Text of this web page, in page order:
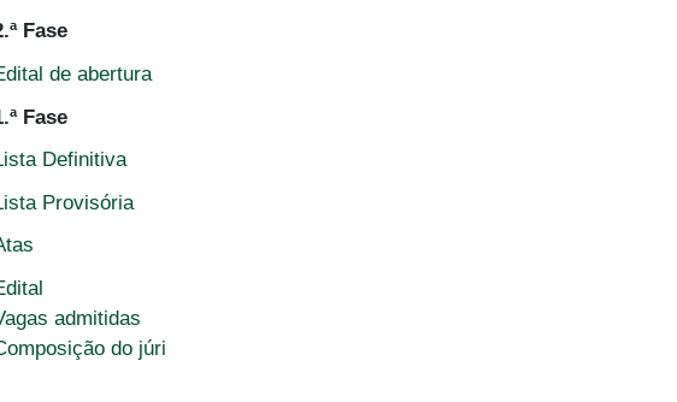
Fase
de abertura
Fase
Definitiva
Provisória
admitidas
do júri